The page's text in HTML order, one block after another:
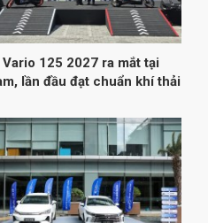
Vario 125 2027 ra mắt tại
lần đầu đạt chuẩn khí thải